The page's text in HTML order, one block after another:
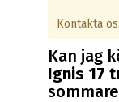
Kontakta
Kan jag
Ignis 17